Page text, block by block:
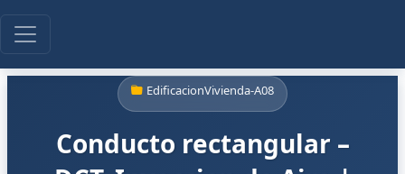
EdificacionVivienda-A08
Conducto rectangular –